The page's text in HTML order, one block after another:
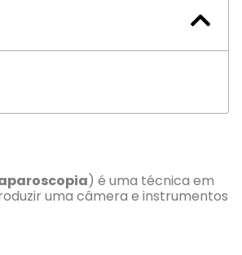
) é uma técnica em
uma câmera e instrumentos